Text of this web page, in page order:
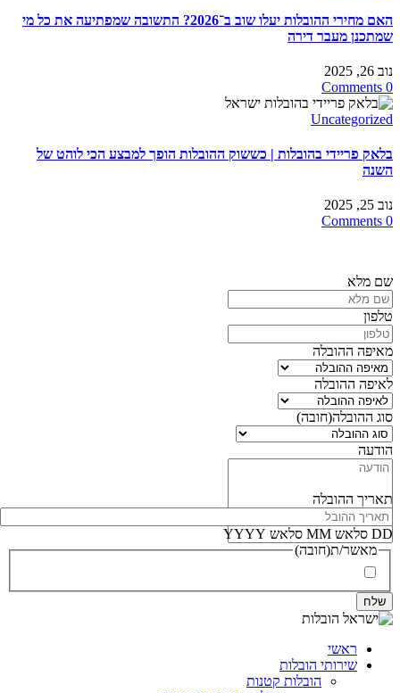
האם מחירי ההובלות יעלו שוב ב־2026? התשובה שמפתיעה את כל מי
שמתכנן מעבר דירה
נוב 26, 2025
0 Comments
Uncategorized
בלאק פריידי בהובלות | כששוק ההובלות הופך למבצע הכי לוהט של
השנה
נוב 25, 2025
0 Comments
שם מלא
טלפון
מאיפה ההובלה
לאיפה ההובלה
סוג ההובלה(חובה)
הודעה
תאריך ההובלה
DD סלאש MM סלאש YYYY
מאשר/ת(חובה)
ראשי
שירותי הובלות
הובלות קטנות